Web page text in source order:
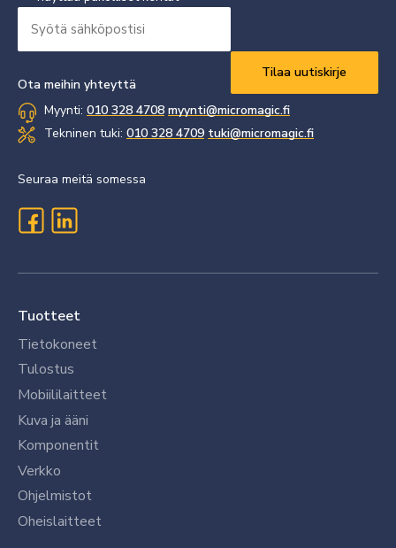
sähköpostisi
Ota meihin yhteyttä
Myynti: 010 328 4708 myynti@micromagic.fi
Tekninen tuki: 010 328 4709 tuki@micromagic.fi
Seuraa meitä somessa
Tuotteet
Tietokoneet
Tulostus
Mobiililaitteet
Kuva ja ääni
Komponentit
Verkko
Ohjelmistot
Oheislaitteet